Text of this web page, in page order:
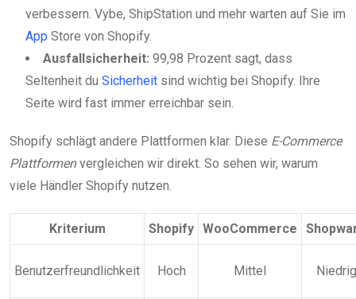
verbessern. Vybe, ShipStation und mehr warten auf Sie im
App Store von Shopify.
Ausfallsicherheit: 99,98 Prozent sagt, dass
Seltenheit du Sicherheit sind wichtig bei Shopify. Ihre
Seite wird fast immer erreichbar sein.
Shopify schlägt andere Plattformen klar. Diese E-Commerce
Plattformenvergleichen wir direkt. So sehen wir, warum
viele Händler Shopify nutzen.
Kriterium Shopify WooCommerce
Benutzerfreundlichkeit Hoch Mittel Niedrig